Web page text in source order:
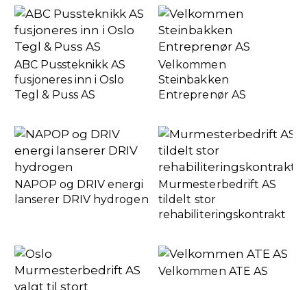
ABC Pussteknikk AS
fusjoneres inn i Oslo
Tegl & Puss AS
Velkommen
Steinbakken
Entreprenør AS
NAPOP og DRIV energi
lanserer DRIV hydrogen
Murmesterbedrift AS
tildelt stor
rehabiliteringskontrakt
Velkommen ATE AS